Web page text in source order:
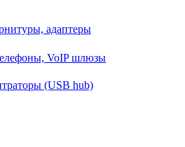
адаптеры
VoIP шлюзы
(USB hub)